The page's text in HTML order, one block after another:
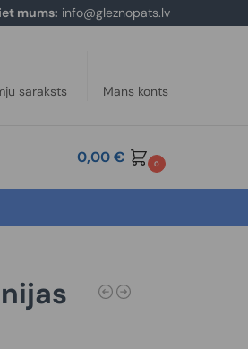
mums: info@gleznopats.lv
saraksts Mans konts
0,00€ 0